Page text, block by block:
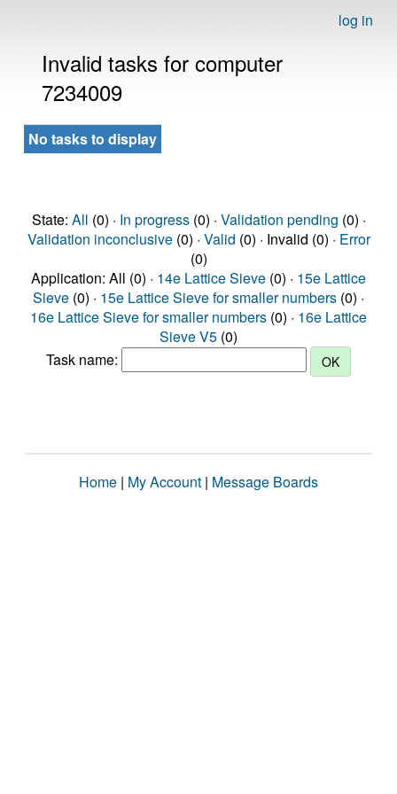
log in
Invalid tasks for computer
7234009
No tasks to display
State: All (0) · In progress(0) · Validation pending (0) ·
Validation inconclusive(0) · Valid (0) · Invalid (0) · Error
(0)
Application: All (0) · 14e Lattice Sieve (0) · 15e Lattice
Sieve (0) · 15e Lattice Sieve for smaller numbers (0) ·
16e Lattice Sieve for smaller numbers (0) · 16e Lattice
Sieve V5 (0)
Task name:
Home | My Account | Message Boards